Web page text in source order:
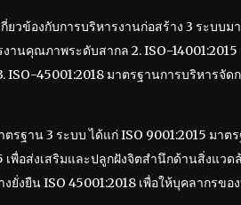
ยวข้องกับการบริหารงานก่อสร้าง 3 ระบบม
านคุณภาพระดับสากล 2. ISO-
ISO-45001:2018 มาตรฐานการบริหารจั
ตรฐาน 3 ระบบ ได้แก่ ISO 9001:2015 ม
เพื่อส่งเสริมและปลูกฝังจิตสำนึกด้านสิ่งแว
ยั่งยืน ISO 45001:2018 เพื่อให้บุคลากรข